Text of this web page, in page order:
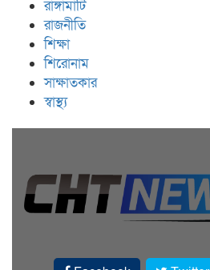
রাঙ্গামাটি
রাজনীতি
শিক্ষা
শিরোনাম
সাক্ষাতকার
স্বাস্থ্য